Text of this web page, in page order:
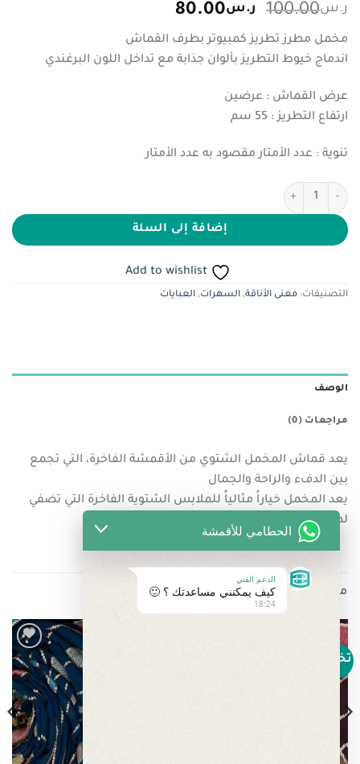
ر.س100.00 السعر
الأصلي
هو:
ر.س100.00.
ر.س80.00
الحالي
هو:
ر.س80.00.
مخمل مطرز تطريز كمبيوتر بطرف القماش
اندماج خيوط التطريز بألوان جذابة مع تداخل اللون البرغندي
عرض القماش : عرضين
ارتفاع التطريز : 55 سم
تنوية : عدد الأمتار مقصود به عدد الأمتار
كمية مخمل صيني مطرز الطرف
إضافة إلى السلة
Add to wishlist
التصنيفات: معنى الأناقة, السهرات, العبايات
الوصف
مراجعات (0)
يعد قماش المخمل الشتوي من الأقمشة الفاخرة، التي تجمع
بين الدفء والراحة والجمال
يعد المخمل خياراً مثالياً للملابس الشتوية الفاخرة التي تضفي
لمسة من الأناقة في فصل الشتاء.
منتجات ذات صلة
تخفيض!
Add to
wishlist
الحطامي للأقمشة
الدعم الفني
كيف يمكنني مساعدتك ؟ 🙂
18:24